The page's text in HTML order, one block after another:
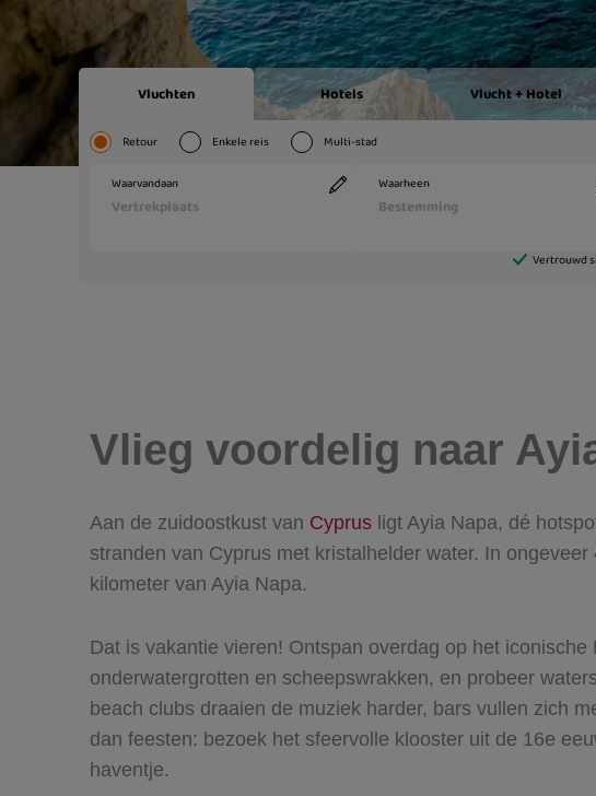
Vlieg voordelig naar
Aan de zuidoostkust van Cyprus ligt Ayia Napa, dé
stranden van Cyprus met kristalhelder water. In
kilometer van Ayia Napa.
Dat is vakantie vieren! Ontspan overdag op het
onderwatergrotten en scheepswrakken, en probeer
beach clubs draaien de muziek harder, bars vullen zich
dan feesten: bezoek het sfeervolle klooster uit de 16e
haventje.